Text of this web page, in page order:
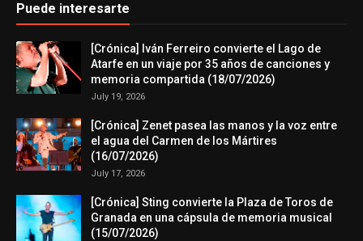
Puede interesarte
[Crónica] Iván Ferreiro convierte el Lago de
Atarfe en un viaje por 35 años de canciones y
memoria compartida (18/07/2026)
July 19, 2026
[Crónica] Zenet pasea las manos y la voz entre
el agua del Carmen de los Mártires
(16/07/2026)
July 17, 2026
[Crónica] Sting convierte la Plaza de Toros de
Granada en una cápsula de memoria musical
(15/07/2026)